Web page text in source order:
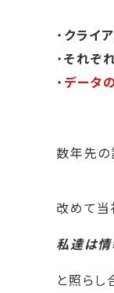
・ クライ
・それぞ
・ データ
数年先の
改めて当
私達は情
と照らし